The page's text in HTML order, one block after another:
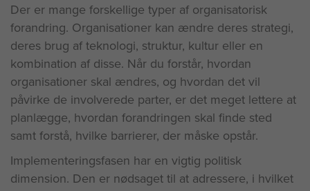
Der er mange forskellige typer af organisatorisk
forandring. Organisationer kan ændre deres strategi,
deres brug af teknologi, struktur, kultur eller en
kombination af disse. Når du forstår, hvordan
organisationer skal ændres, og hvordan det vil
påvirke de involverede parter, er det meget lettere at
planlægge, hvordan forandringen skal finde sted
samt forstå, hvilke barrierer, der måske opstår.
Implementeringsfasen har en vigtig politisk
dimension. Den er nødsaget til at adressere, i hvilket